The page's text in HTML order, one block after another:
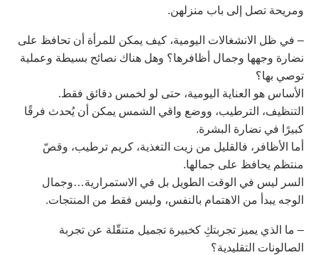
ومريحة تصل إلى باب منزلهن.
– في ظل الانشغالات اليومية، كيف يمكن للمرأة أن تحافظ على
نضارة وجهها وجمال أظافرها؟ وهل هناك نصائح بسيطة وعملية
توصي بها؟
الأساس هو العناية اليومية، حتى لو لخمس دقائق فقط.
التنظيف، الترطيب، ووضع واقي الشمس يمكن أن يُحدث فرقًا
كبيرًا في نضارة البشرة.
أما الأظافر، فالقليل من زيت التغذية، كريم ترطيب، وقصّ
منتظم يحافظ على جمالها.
السر ليس في الوقت الطويل بل في الاستمرارية…وجمال
الوجه يبدأ من الاهتمام بالنفس، وليس فقط من المنتجات.
– ما الذي يميز تجربتكِ كخبيرة تجميل متنقّلة عن تجربة
الصالونات التقليدية؟